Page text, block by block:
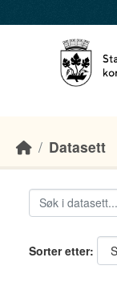
Datasett
Sorter etter